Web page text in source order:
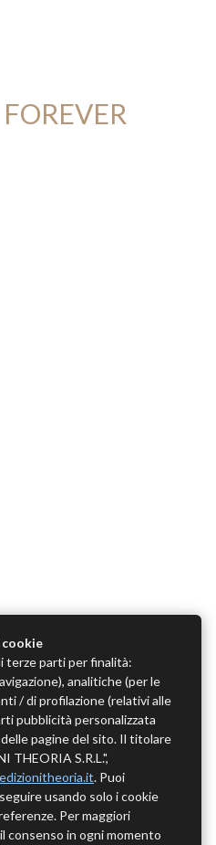
terze parti per finalità:
analitiche (per le
/ di profilazione (relativi alle
pubblicità personalizzata
pagine del sito. Il titolare
THEORIA S.R.L.",
. Puoi
usando solo i cookie
Per maggiori
consenso in ogni momento